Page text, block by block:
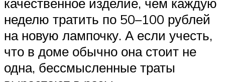
неделю тратить по 50–100 рублей
на новую лампочку. А если учесть,
что в доме обычно она стоит не
одна, бессмысленные траты